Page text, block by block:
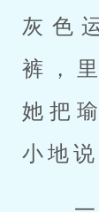
灰色
裤，
她把
小地